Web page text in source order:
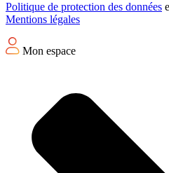
Politique de protection des données
Mentions légales
Mon espace